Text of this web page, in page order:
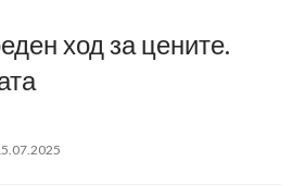
ход за цените.